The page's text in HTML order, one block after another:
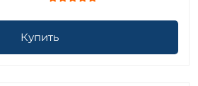
Купить